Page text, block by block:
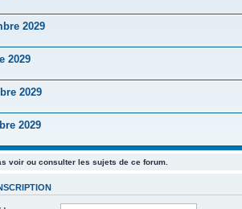
2029
2029
2029
2029
voir ou consulter les sujets de ce forum.